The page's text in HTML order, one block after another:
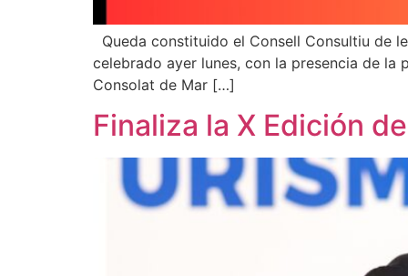
Queda constituido el Consell Consultiu de
celebrado ayer lunes, con la presencia de la
Consolat de Mar […]
Finaliza la X Edición